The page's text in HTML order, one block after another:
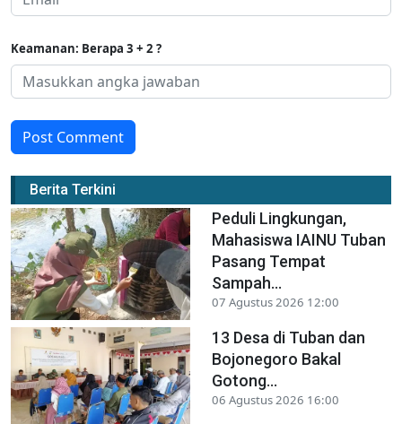
Keamanan: Berapa 3 + 2 ?
Post Comment
Berita Terkini
Peduli Lingkungan,
Mahasiswa IAINU Tuban
Pasang Tempat
Sampah...
07 Agustus 2026 12:00
13 Desa di Tuban dan
Bojonegoro Bakal
Gotong...
06 Agustus 2026 16:00